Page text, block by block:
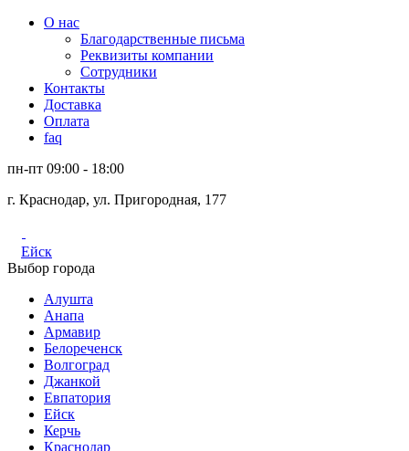
О нас
Благодарственные письма
Реквизиты компании
Сотрудники
Контакты
Доставка
Оплата
faq
пн-пт 09:00 - 18:00
г. Краснодар, ул. Пригородная, 177
Ейск
Выбор города
Алушта
Анапа
Армавир
Белореченск
Волгоград
Джанкой
Евпатория
Ейск
Керчь
Краснодар